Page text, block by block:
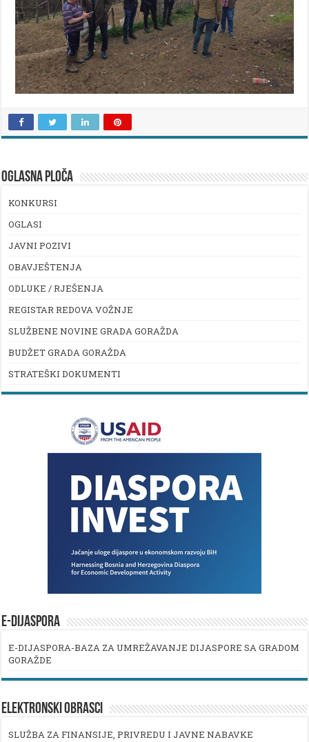
OGLASNA PLOČA
KONKURSI
OGLASI
JAVNI POZIVI
OBAVJEŠTENJA
ODLUKE / RJEŠENJA
REGISTAR REDOVA VOŽNJE
SLUŽBENE NOVINE GRADA GORAŽDA
BUDŽET GRADA GORAŽDA
STRATEŠKI DOKUMENTI
E-DIJASPORA
E-DIJASPORA-BAZA ZA UMREŽAVANJE DIJASPORE SA GRADOM
GORAŽDE
ELEKTRONSKI OBRASCI
SLUŽBA ZA FINANSIJE, PRIVREDU I JAVNE NABAVKE